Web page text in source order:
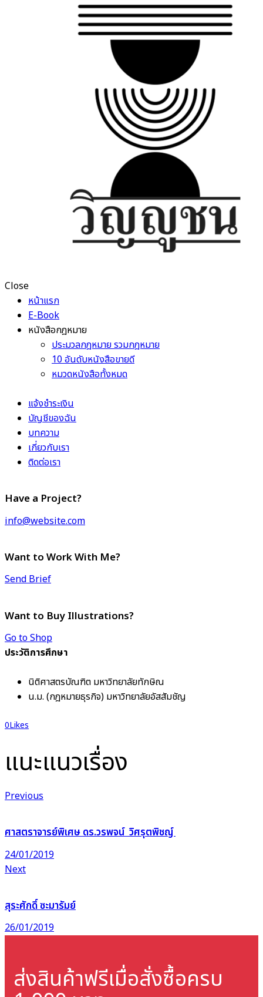
Close
หน้าแรก
E-Book
หนังสือกฎหมาย
ประมวลกฎหมาย รวมกฎหมาย
10 อันดับหนังสือขายดี
หมวดหนังสือทั้งหมด
แจ้งชำระเงิน
บัญชีของฉัน
บทความ
เกี่ยวกับเรา
ติดต่อเรา
Have a Project?
info@website.com
Want to Work With Me?
Send Brief
Want to Buy Illustrations?
Go to Shop
ประวัติการศึกษา
นิติศาสตรบัณฑิต มหาวิทยาลัยทักษิณ
น.ม. (กฎหมายธุรกิจ) มหาวิทยาลัยอัสสัมชัญ
0Likes
แนะแนวเรื่อง
Previous
ศาสตราจารย์พิเศษ ดร.วรพจน์ วิศรุตพิชญ์
24/01/2019
Next
สุระศักดิ์ ซะมารัมย์
26/01/2019
ส่งสินค้าฟรีเมื่อสั่งซื้อครบ